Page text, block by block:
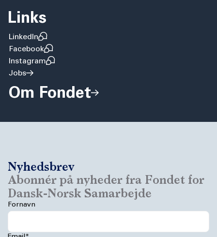
Links
LinkedIn
Facebook
Instagram
Jobs
Om Fondet
Nyhedsbrev
Abonnér på nyheder fra Fondet for
Dansk-Norsk Samarbejde
Fornavn